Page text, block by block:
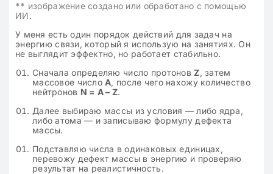
** изображение создано или обработано с помощью
ИИ.
У меня есть один порядок действий для задач на
энергию связи, который я использую на занятиях. Он
не выглядит эффектно, но работает стабильно.
Сначала определяю число протоновZ, затем
массовое числоA, после чего нахожу количество
нейтронов N = A – Z.
Далее выбираю массы из условия — либо ядра,
либо атома — и записываю формулу дефекта
массы.
Подставляю числа в одинаковых единицах,
перевожу дефект массы в энергию и проверяю
результат на реалистичность.